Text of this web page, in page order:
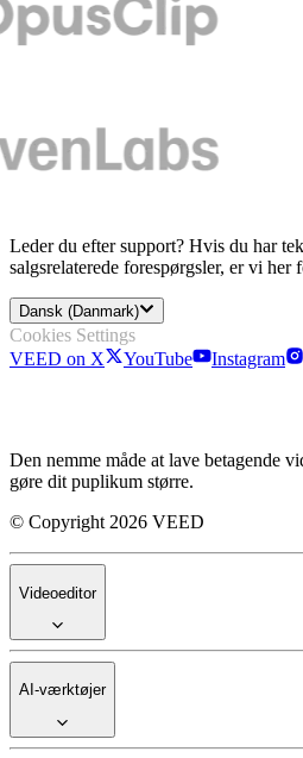
Leder du efter support? Hvis du har
salgsrelaterede forespørgsler, er vi her
Dansk (Danmark)
Cookies Settings
VEED on X
YouTube Instagram
Den nemme måde at lave betagende
gøre dit puplikum større.
© Copyright 2026 VEED
Videoeditor
AI-værktøjer